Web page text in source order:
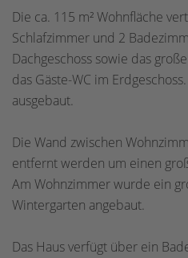
Die ca. 115 m² Wohnfläche
Schlafzimmer und 2
Dachgeschoss sowie das
das Gäste-WC im
ausgebaut.
Die Wand zwischen
entfernt werden um einen
Am Wohnzimmer wurde ein
Wintergarten angebaut.
Das Haus verfügt über ein